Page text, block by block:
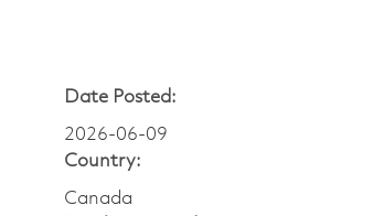
Date Posted:
2026-06-09
Country:
Canada